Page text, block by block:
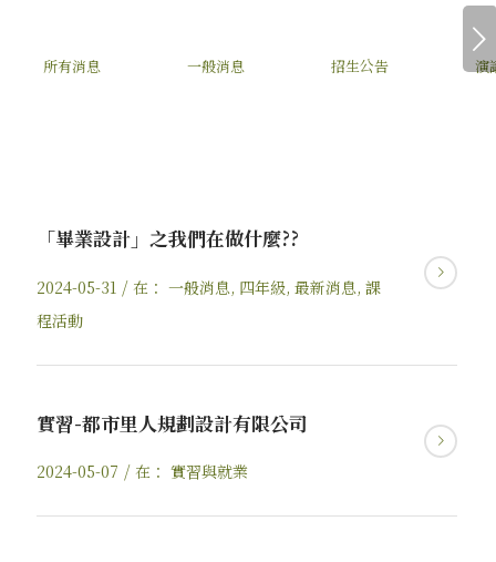
所有消息 一般消息 招生公告 演
「畢業設計」之我們在做什麼??
2024-05-31 / 在： 一般消息, 四年級, 最新消息, 課
程活動
實習-都市里人規劃設計有限公司
2024-05-07 / 在： 實習與就業